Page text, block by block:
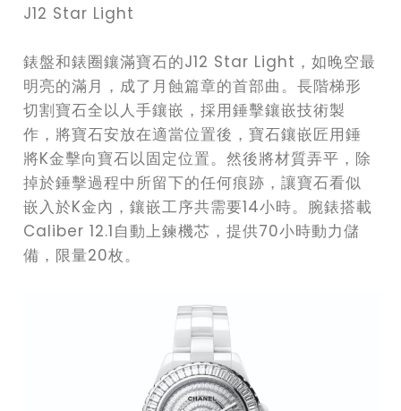
J12 Star Light
錶盤和錶圈鑲滿寶石的J12 Star Light，如晚空最
明亮的滿月，成了月蝕篇章的首部曲。長階梯形
切割寶石全以人手鑲嵌，採用錘擊鑲嵌技術製
作，將寶石安放在適當位置後，寶石鑲嵌匠用錘
將K金擊向寶石以固定位置。然後將材質弄平，除
掉於錘擊過程中所留下的任何痕跡，讓寶石看似
嵌入於K金內，鑲嵌工序共需要14小時。腕錶搭載
Caliber 12.1自動上鍊機芯，提供70小時動力儲
備，限量20枚。